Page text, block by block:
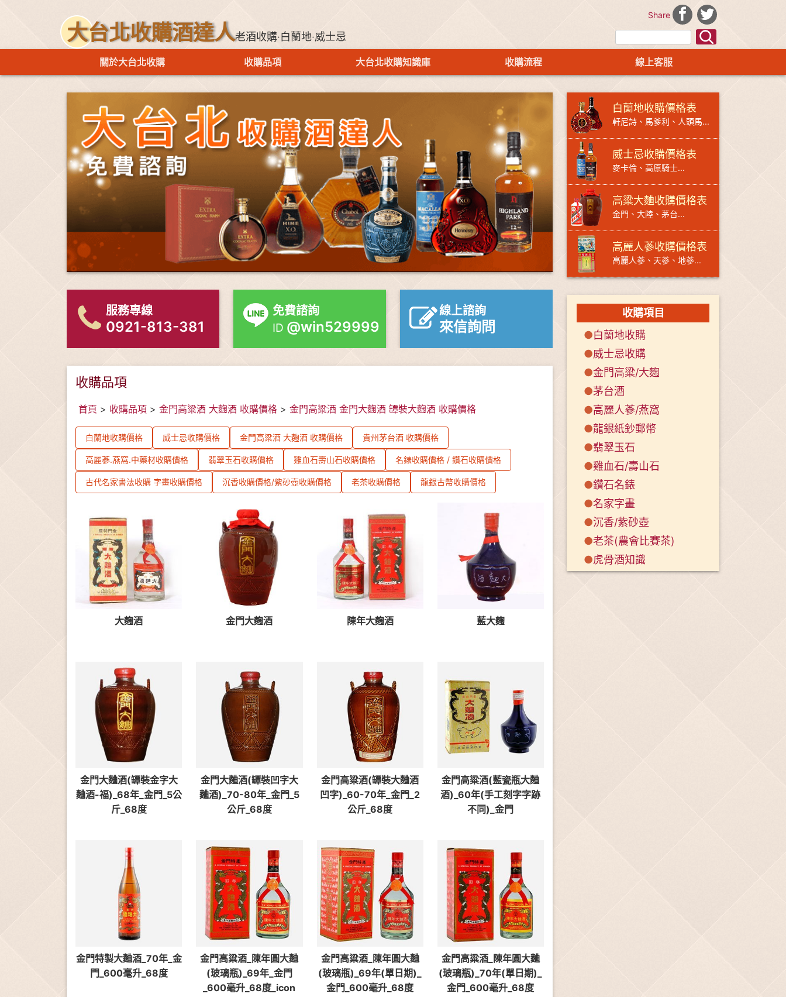
大台北收購酒達人老酒收購‧白蘭地‧威士忌
Share
關於大台北收購 收購品項 大台北收購知識庫 收購流程 線上客服
服務專線
0921-813-381
免費諮詢
ID @win529999
線上諮詢
來信詢問
收購品項
首頁 > 收購品項 > 金門高粱酒 大麴酒 收購價格 > 金門高粱酒 金門大麴酒 罈裝大麴酒 收購價格
白蘭地收購價格 威士忌收購價格 金門高粱酒 大麴酒 收購價格 貴州茅台酒 收購價格
高麗蔘.燕窩.中藥材收購價格 翡翠玉石收購價格 雞血石壽山石收購價格 名錶收購價格 / 鑽石收購價格
古代名家書法收購 字畫收購價格 沉香收購價格/紫砂壺收購價格 老茶收購價格 龍銀古幣收購價格
大麴酒 金門大麴酒 陳年大麴酒 藍大麴
金門大麯酒(罈裝金字大
麯酒-福)_68年_金門_5公
斤_68度
金門大麯酒(罈裝凹字大
麯酒)_70-80年_金門_5
公斤_68度
金門高粱酒(罈裝大麯酒
凹字)_60-70年_金門_2
公斤_68度
金門高粱酒(藍瓷瓶大麯
酒)_60年(手工刻字字跡
不同)_金門
金門特製大麯酒_70年_金
門_600毫升_68度
金門高粱酒_陳年圓大麯
(玻璃瓶)_69年_金門
_600毫升_68度_icon
金門高粱酒_陳年圓大麯
(玻璃瓶)_69年(單日期)_
金門_600毫升_68度
金門高粱酒_陳年圓大麯
(玻璃瓶)_70年(單日期)_
金門_600毫升_68度
白蘭地收購價格表
軒尼詩、馬爹利、人頭馬...
威士忌收購價格表
麥卡倫、高原騎士...
高粱大麯收購價格表
金門、大陸、茅台...
高麗人蔘收購價格表
高麗人蔘、天蔘、地蔘...
收購項目
●白蘭地收購
●威士忌收購
●金門高粱/大麴
●茅台酒
●高麗人蔘/燕窩
●龍銀紙鈔郵幣
●翡翠玉石
●雞血石/壽山石
●鑽石名錶
●名家字畫
●沉香/紫砂壺
●老茶(農會比賽茶)
●虎骨酒知識